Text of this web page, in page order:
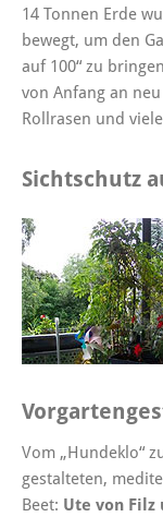
14 Tonnen Erde
bewegt, um den
auf 100“ zu
von Anfang an
Rollrasen und
Sichtschutz
Vom „Hundeklo“
gestalteten,
Beet: Ute von Filz